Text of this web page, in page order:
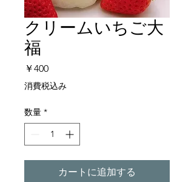
クリームいちご大
福
￥400価
格
消費税込み
数量 *
カートに追加する